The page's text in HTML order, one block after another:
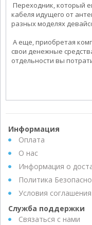
Переходник, который
кабеля идущего от
разных моделях
А еще, приобретая
свои денежные
отдельности вы
Информация
Оплата
О нас
Информация о
Политика
Условия соглашения
Служба поддержки
Связаться с нами